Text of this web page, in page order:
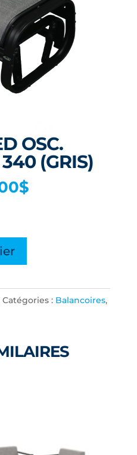
OSC.
(GRIS)
$Le
Catégories : Balancoires,